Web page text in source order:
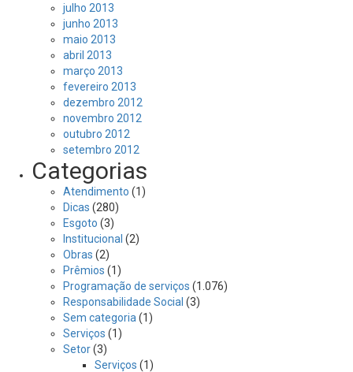
julho 2013
junho 2013
maio 2013
abril 2013
março 2013
fevereiro 2013
dezembro 2012
novembro 2012
outubro 2012
setembro 2012
Categorias
Atendimento (1)
Dicas (280)
Esgoto (3)
Institucional (2)
Obras (2)
Prêmios (1)
Programação de serviços (1.076)
Responsabilidade Social (3)
Sem categoria (1)
Serviços (1)
Setor(3)
Serviços (1)